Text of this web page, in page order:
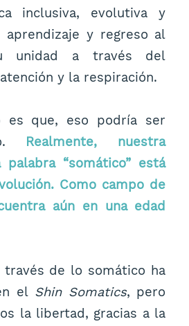
inclusiva, evolutiva y
aprendizaje y regreso al
unidad a través del
y la respiración.
es que, eso podría ser
Realmente, nuestra
“somático” está
Como campo de
aún en una edad
través de lo somático ha
el Shin Somatics, pero
la libertad, gracias a la